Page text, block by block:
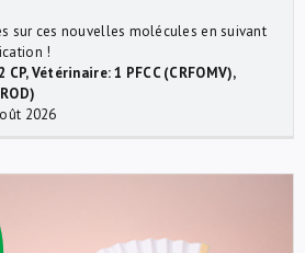
sur ces nouvelles molécules en suivant
!
Vétérinaire: 1 PFCC (CRFOMV),
2026